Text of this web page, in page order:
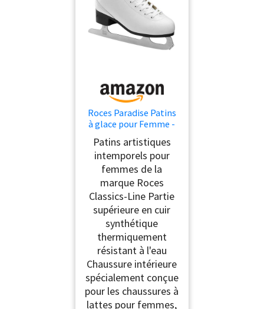
Roces Paradise Patins
à glace pour Femme -
EU
Patins artistiques
intemporels pour
femmes de la
marque Roces
Classics-Line Partie
supérieure en cuir
synthétique
thermiquement
résistant à l'eau
Chaussure intérieure
spécialement conçue
pour les chaussures à
lattes pour femmes,